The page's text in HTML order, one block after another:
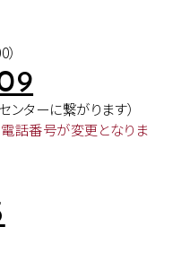
センターに繋がります）
電話番号が変更となりま